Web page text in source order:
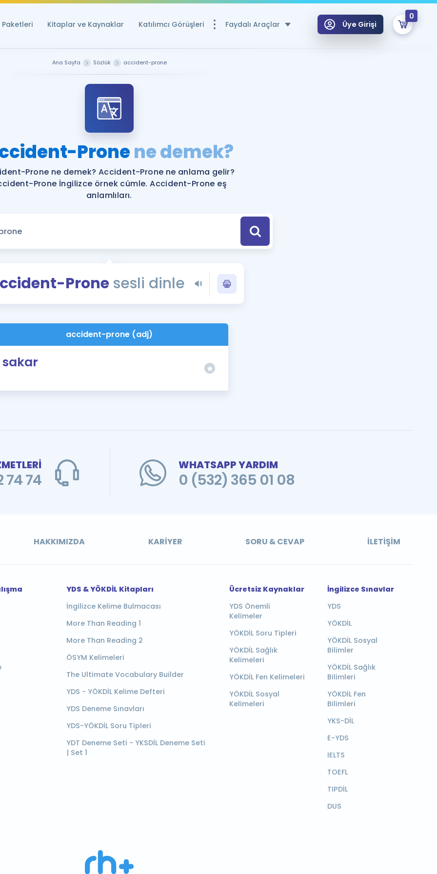
Paketleri Kitaplar ve Kaynaklar Katılımcı Görüşleri Faydalı Araçlar
Ücretsiz Kaynaklar
YDS ve YÖKDİL için Ücretsiz Kaynaklar
YDS ve YÖKDİL Puan Hesaplama Aracı
YDS ve YÖKDİL'e Hazırlananlar için Öneriler
Eğitim ve Kitaplara Özel Fırsatlar
YDS - YÖKDİL Tüm Sınavlarla İlgili Haberler
İngilizce Gramer
İngilizce Gramer ve Konu Anlatımı
Üye Girişi
0
Remzi Hoca ile seni sınava hazırlayacak onlarca eğitim seni bekliyor!
Ana Sayfa Sözlük accident-prone
Pronene demek?
Prone ne demek? Accident-Prone ne anlama gelir?
Prone İngilizce örnek cümle. Accident-Prone eş
anlamlıları.
Prone sesli dinle
accident-prone (adj)
sakar
74
WHATSAPP YARDIM
0 (532) 365 01 08
HAKKIMIZDA KARIYER SORU & CEVAP İLETIŞIM
YDS & YÖKDİL Kitapları
İngilizce Kelime Bulmacası
More Than Reading 1
More Than Reading 2
ÖSYM Kelimeleri
The Ultimate Vocabulary Builder
YDS - YÖKDİL Kelime Defteri
YDS Deneme Sınavları
YDS-YÖKDİL Soru Tipleri
YDT Deneme Seti - YKSDİL Deneme Seti
| Set 1
Ücretsiz Kaynaklar
YDS Önemli
Kelimeler
YÖKDİL Soru Tipleri
YÖKDİL Sağlık
Kelimeleri
YÖKDİL Fen Kelimeleri
YÖKDİL Sosyal
Kelimeleri
İngilizce Sınavlar
YDS
YÖKDİL
YÖKDİL Sosyal
Bilimler
YÖKDİL Sağlık
Bilimleri
YÖKDİL Fen
Bilimleri
YKS-DİL
E-YDS
IELTS
TOEFL
TIPDİL
DUS